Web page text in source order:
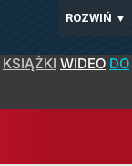
ROZWIŃ ▼
KSIĄŻKI WIDEO DO